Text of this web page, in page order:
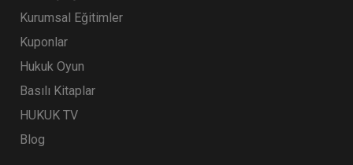
Kurumsal Eğitimler
Kuponlar
Hukuk Oyun
Basılı Kitaplar
HUKUK TV
Blog